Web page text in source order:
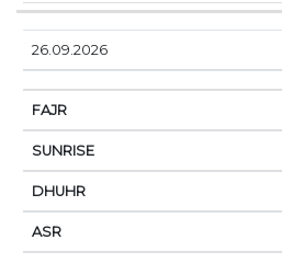
26.09.2026